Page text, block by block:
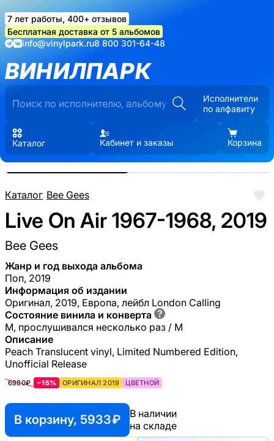
7 лет работы, 400+ отзывов
Бесплатная доставка от 5 альбомов
info@vinylpark.ru8 800 301-64-48
ВИНИЛПАРК
Исполнители
по алфавиту
Каталог Кабинет и заказы Корзина
Каталог/Bee Gees
Live On Air 1967-1968, 2019
Bee Gees
Жанр и год выхода альбома
Поп, 2019
Информация об издании
Оригинал, 2019, Европа, лейбл London Calling
Состояние винила и конверта ?
M, прослушивался несколько раз / M
Описание
Peach Translucent vinyl, Limited Numbered Edition,
Unofficial Release
6980₽ −15% ОРИГИНАЛ 2019 ЦВЕТНОЙ
В корзину, 5933 ₽
В наличии
на складе
Реальные фото пластинки.
Нажмите, чтобы увеличить